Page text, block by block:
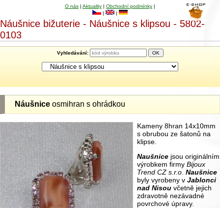
O nás | Aktuality | Obchodní podmínky |
|
|
Náušnice bižuterie - Náušnice s klipsou - 5802-
0103
Vyhledávání:
Náušnice osmihran s ohrádkou
Kameny 8hran 14x10mm
s obrubou ze šatonů na
klipse.
Naušnicejsou originálním
výrobkem firmy Bijoux
Trend CZ s.r.o. Naušnice
byly vyrobeny v Jablonci
nad Nisouvčetně jejich
zdravotně nezávadné
povrchové úpravy.